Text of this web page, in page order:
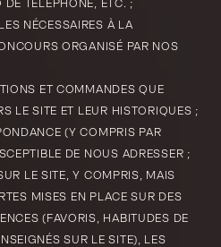
DE TÉLÉPHONE, ETC. ;
NÉCESSAIRES À LA
ORGANISÉ PAR NOS
ET COMMANDES QUE
LE SITE ET LEUR HISTORIQUES ;
(Y COMPRIS PAR
DE NOUS ADRESSER ;
LE SITE, Y COMPRIS, MAIS
MISES EN PLACE SUR DES
(FAVORIS, HABITUDES DE
SUR LE SITE), LES